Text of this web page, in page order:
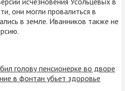
они могли провалиться в
в земле. Иванников также не
голову пенсионерке во дворе
в фонтан убьет здоровье